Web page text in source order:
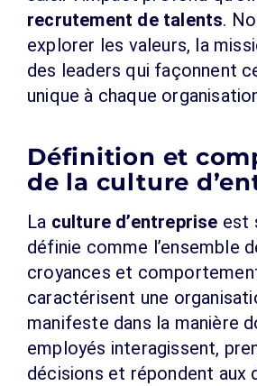
recrutement de talents.
explorer les valeurs, la
des leaders qui façonnent
unique à chaque
Définition et
de la culture
La culture d’entreprise est
définie comme l’ensemble
croyances et
caractérisent une
manifeste dans la manière
employés interagissent,
décisions et répondent aux